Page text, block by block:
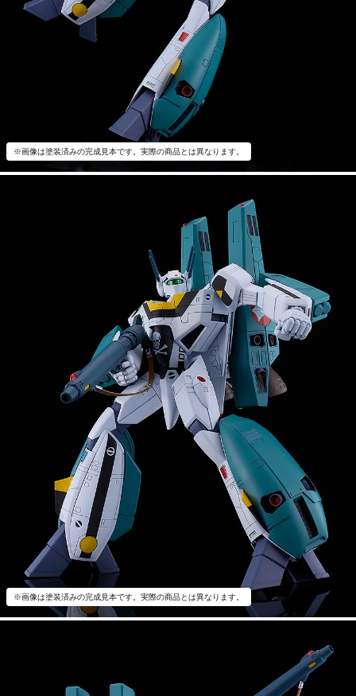
※画像は塗装済みの完成見本です。実際の商品とは異なります。
※画像は塗装済みの完成見本です。実際の商品とは異なります。